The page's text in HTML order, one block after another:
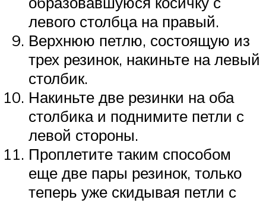
левого столбца на правый.
Верхнюю петлю, состоящую из
трех резинок, накиньте на левый
столбик.
Накиньте две резинки на оба
столбика и поднимите петли с
левой стороны.
Проплетите таким способом
еще две пары резинок, только
теперь уже скидывая петли с